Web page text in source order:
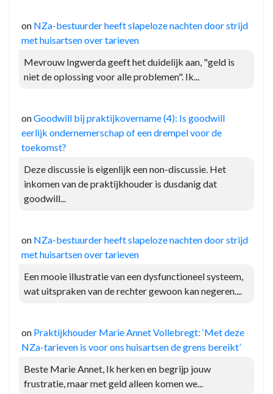
on NZa-bestuurder heeft slapeloze nachten door strijd
met huisartsen over tarieven
Mevrouw Ingwerda geeft het duidelijk aan, "geld is
niet de oplossing voor alle problemen". Ik...
onGoodwill bij praktijkovername (4): Is goodwill
eerlijk ondernemerschap of een drempel voor de
toekomst?
Deze discussie is eigenlijk een non-discussie. Het
inkomen van de praktijkhouder is dusdanig dat
goodwill...
on NZa-bestuurder heeft slapeloze nachten door strijd
met huisartsen over tarieven
Een mooie illustratie van een dysfunctioneel systeem,
wat uitspraken van de rechter gewoon kan negeren....
on Praktijkhouder Marie Annet Vollebregt: ‘Met deze
NZa-tarieven is voor ons huisartsen de grens bereikt’
Beste Marie Annet, Ik herken en begrijp jouw
frustratie, maar met geld alleen komen we...